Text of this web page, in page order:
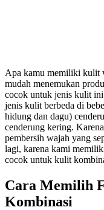
Apa kamu memiliki kulit
mudah menemukan
cocok untuk jenis kulit
jenis kulit berbeda di
hidung dan dagu)
cenderung kering.
pembersih wajah yang
lagi, karena kami
cocok untuk kulit
Cara Memilih
Kombinasi